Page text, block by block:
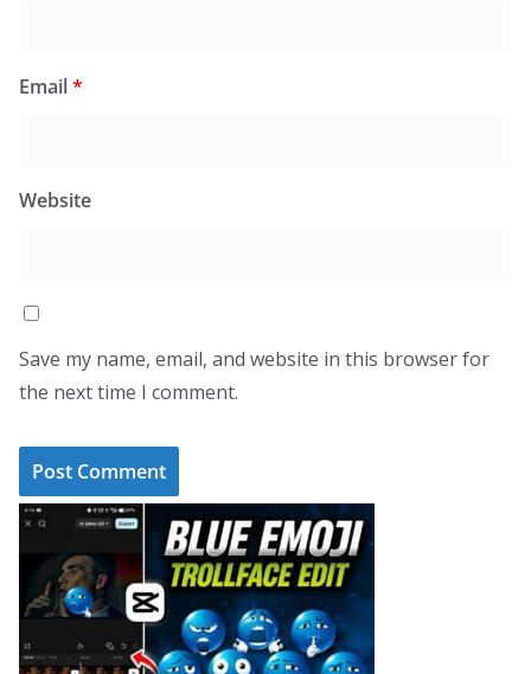
Email*
Website
Save my name, email, and website in this browser for
the next time I comment.